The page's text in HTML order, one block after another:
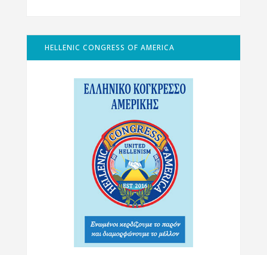
HELLENIC CONGRESS OF AMERICA